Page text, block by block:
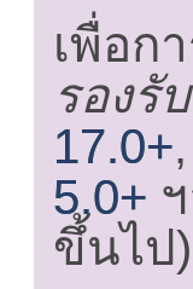
เพื่อก
รองรั
17.0+,
5.0+
ขึ้นไป